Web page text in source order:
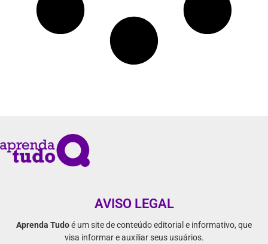
AVISO LEGAL
Aprenda Tudoé um site de conteúdo editorial e informativo, que
visa informar e auxiliar seus usuários.